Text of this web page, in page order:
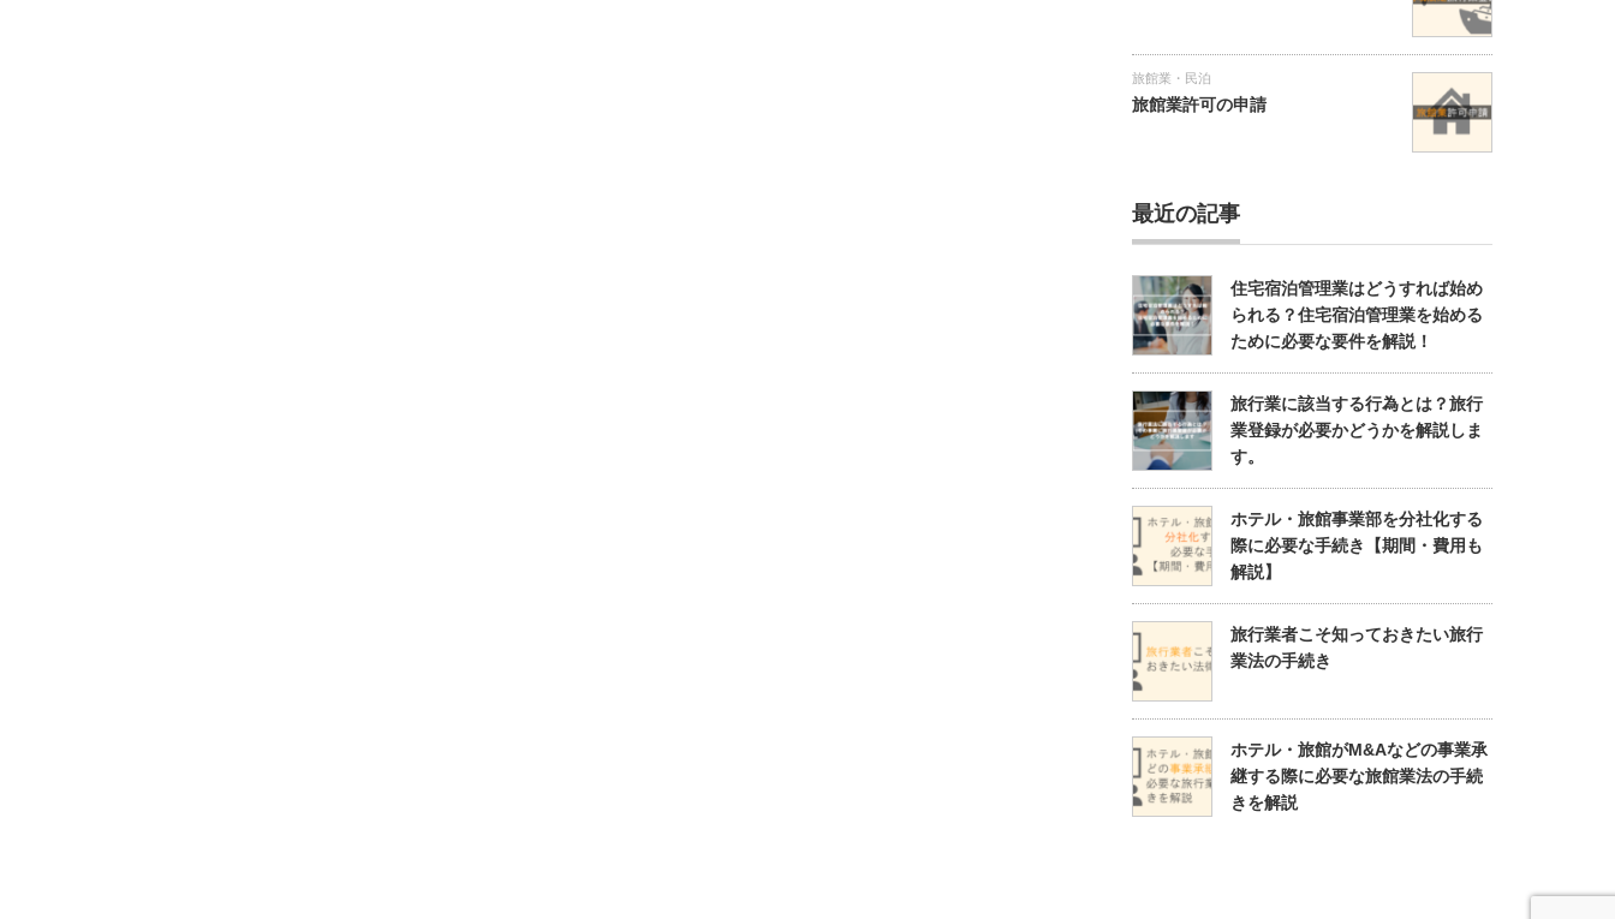
旅館業・民泊
旅館業許可の申請
最近の記事
住宅宿泊管理業はどうすれば始め
られる？住宅宿泊管理業を始める
ために必要な要件を解説！
旅行業に該当する行為とは？旅行
業登録が必要かどうかを解説しま
す。
ホテル・旅館事業部を分社化する
際に必要な手続き【期間・費用も
解説】
旅行業者こそ知っておきたい旅行
業法の手続き
ホテル・旅館がM&Aなどの事業承
継する際に必要な旅館業法の手続
きを解説